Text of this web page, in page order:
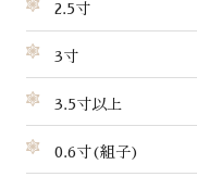
2.5寸
3寸
3.5寸以上
0.6寸(組子)